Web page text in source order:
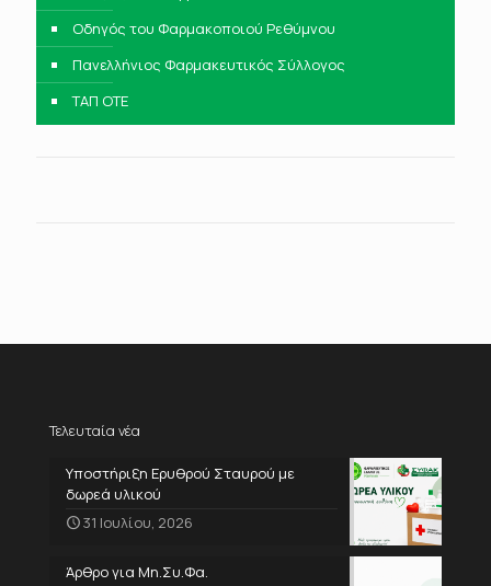
Οδηγός του Φαρμακοποιού Ρεθύμνου
Πανελλήνιος Φαρμακευτικός Σύλλογος
ΤΑΠ ΟΤΕ
Τελευταία νέα
Υποστήριξη Ερυθρού Σταυρού με
δωρεά υλικού
31 Ιουλίου, 2026
Άρθρο για Μη.Συ.Φα.